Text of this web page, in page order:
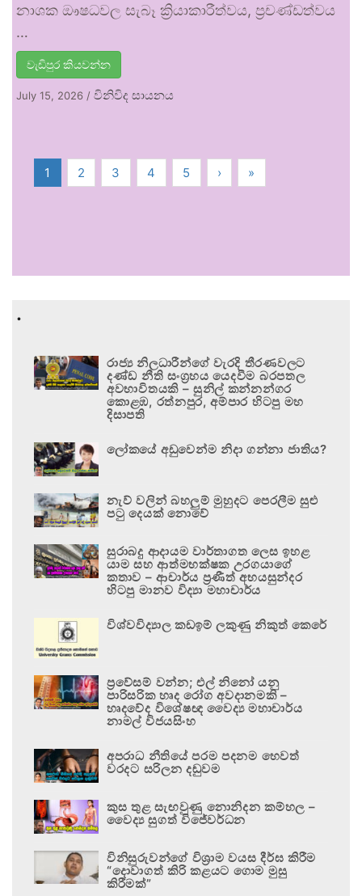
නාශක ඖෂධවල සැබෑ ක්‍රියාකාරීත්වය, ප්‍රචණ්ඩත්වය
…
වැඩිපුර කියවන්න
July 15, 2026 / විනිවිද සායනය
1 2 3 4 5 › »
.
රාජ්‍ය නිලධාරීන්ගේ වැරදි තීරණවලට
දණ්ඩ නීති සංග්‍රහය යෙදවීම බරපතල
අවභාවිතයකි – සුනිල් කන්නන්ගර
කොළඹ, රත්නපුර, අම්පාර හිටපු මහ
දිසාපති
ලෝකයේ අඩුවෙන්ම නිදා ගන්නා ජාතිය?
නැව් වලින් බහලුම් මුහුදට පෙරලීම සුළු
පටු දෙයක් නොවේ
සුරාබදු ආදායම වාර්තාගත ලෙස ඉහළ
යාම සහ ආත්මභක්ෂක උරගයාගේ
කතාව – ආචාර්ය ප්‍රණීත් අභයසුන්දර
හිටපු මානව විද්‍යා මහාචාර්ය
විශ්වවිද්‍යාල කඩඉම් ලකුණු නිකුත් කෙරේ
ප්‍රවේසම් වන්න; එල් නිනෝ යනු
පාරිසරික හෘද රෝග අවදානමකි –
හෘදවේද විශේෂඥ වෛද්‍ය මහාචාර්ය
නාමල් විජයසිංහ
අපරාධ නීතියේ පරම පදනම හෙවත්
වරදට සරිලන දඬුවම
කුස තුළ සැඟවුණු නොනිදන කම්හල –
වෛද්‍ය සුගත් විජේවර්ධන
විනිසුරුවන්ගේ විශ්‍රාම වයස දීර්ඝ කිරීම
“දොවාගත් කිරි කළයට ගොම මුසු
කිරීමක්”